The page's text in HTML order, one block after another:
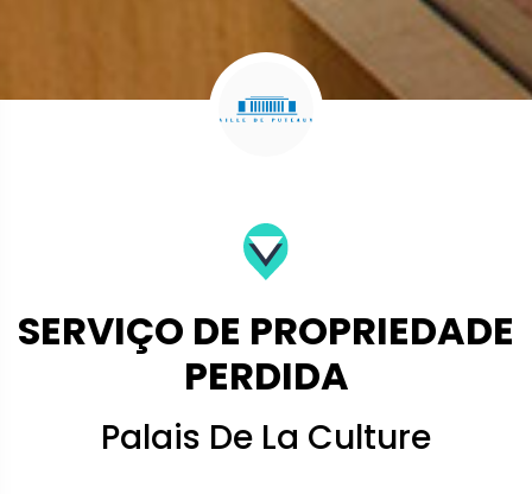
SERVIÇO DE PROPRIEDADE
PERDIDA
Palais De La Culture